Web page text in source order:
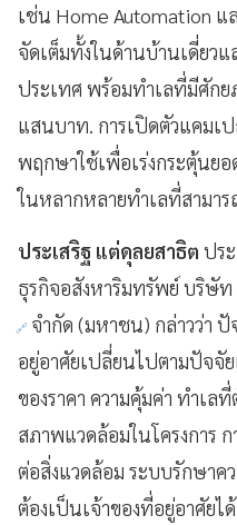
เช่น Home Automation
จัดเต็มทั้งในด้านบ้านเดี่ยวแ
ประเทศ พร้อมทำเลที่มีศักย
แสนบาท. การเปิดตัวแคม
พฤกษาใช้เพื่อเร่งกระตุ้นย
ในหลากหลายทำเลที่สามา
ประเสริฐ แต่ดุลยสาธิต ปร
ธุรกิจอสังหาริมทรัพย์ บริษัท
จำกัด (มหาชน) กล่าวว่า
อยู่อาศัยเปลี่ยนไปตามปัจจั
ของราคา ความคุ้มค่า ทำเล
สภาพแวดล้อมในโครงการ
ต่อสิ่งแวดล้อม ระบบรักษาค
ต้องเป็นเจ้าของที่อยู่อาศัยไ